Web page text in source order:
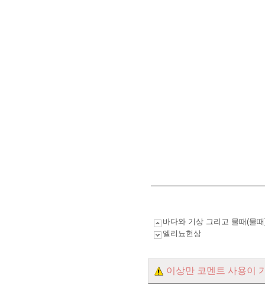
바다와 기상 그리고 물때(물
엘리뇨현상
이상만 코멘트 사용이